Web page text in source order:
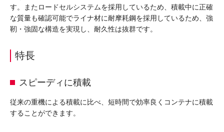
す。またロードセルシステムを採用しているため、積載中に正確
な質量も確認可能でライナ材に耐摩耗鋼を採用しているため、強
靭・強固な構造を実現し、耐久性は抜群です。
特長
スピーディに積載
従来の重機による積載に比べ、短時間で効率良くコンテナに積載
することができます。